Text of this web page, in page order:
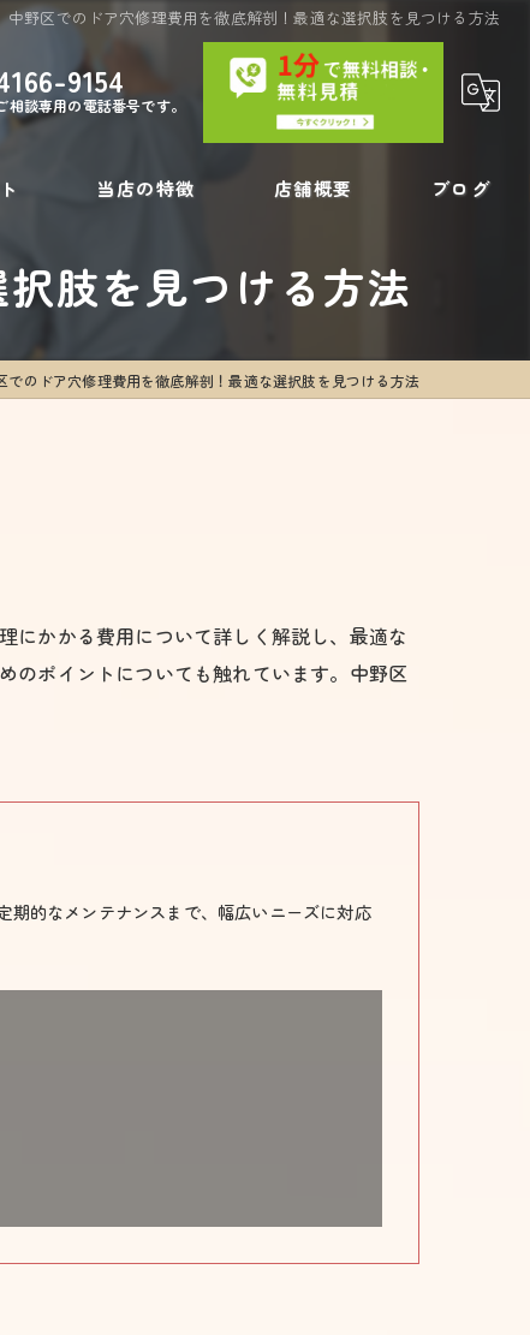
中野区でのドア穴修理費用を徹底解剖！最適な選択肢を見つける方法
9154
談専用の電話番号です。
当店の特徴
内装工事
フローリング補修
店舗概要 ブログ
肢を見つける方法
でのドア穴修理費用を徹底解剖！最適な選択肢を見つける方法
にかかる費用について詳しく解説し、最適な
のポイントについても触れています。中野区
的なメンテナンスまで、幅広いニーズに対応